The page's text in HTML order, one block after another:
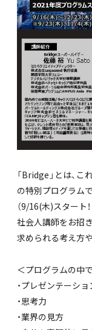
「Bridge」とは、
の特別プログラムで
（9/16(木)スタート
社会人講師をお招
求められる考え方
＜プログラムの中
・プレゼンテーシ
・思考力
・業界の見方